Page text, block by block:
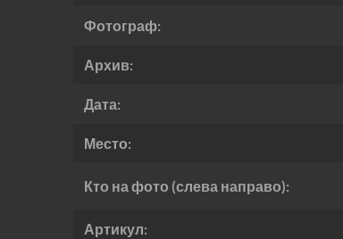
Фотограф:
Архив:
Дата:
Место:
Кто на фото (слева направо):
Артикул: